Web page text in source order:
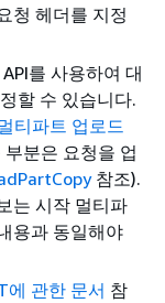
청 헤더를 지정
를 사용하여 대
할 수 있습니다.
티파트 업로드
분은 요청을 업
참조).
는 시작 멀티파
용과 동일해야
에 관한 문서 참